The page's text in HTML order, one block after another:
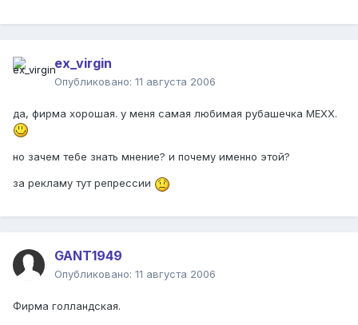
ex_virgin
Опубликовано: 11 августа 2006
да, фирма хорошая. у меня самая любимая рубашечка МЕХХ.
но зачем тебе знать мнение? и почему именно этой?
за рекламу тут репрессии
GANT1949
Опубликовано: 11 августа 2006
Фирма голландская.